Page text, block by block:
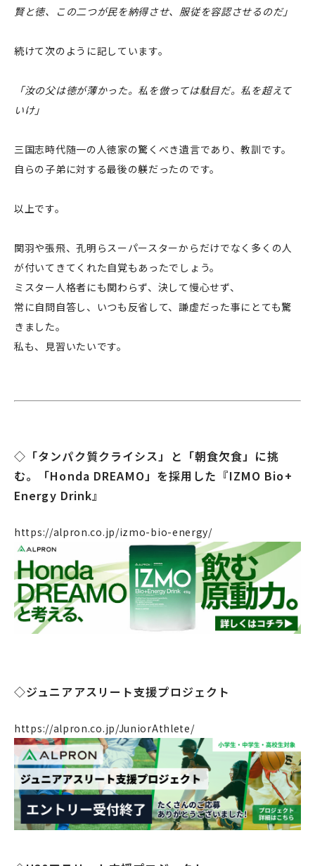
企業情報
賢と徳、この二つが民を納得させ、服従を容認させるのだ」
続けて次のように記しています。
「汝の父は徳が薄かった。私を倣っては駄目だ。私を超えて
いけ」
三国志時代随一の人徳家の驚くべき遺言であり、教訓です。
自らの子弟に対する最後の躾だったのです。
以上です。
関羽や張飛、孔明らスーパースターからだけでなく多くの人
が付いてきてくれた自覚もあったでしょう。
ミスター人格者にも関わらず、決して慢心せず、
常に自問自答し、いつも反省して、謙虚だった事にとても驚
きました。
私も、見習いたいです。
◇「タンパク質クライシス」と「朝食欠食」に挑
む。「Honda DREAMO」を採用した『IZMO Bio+
Energy Drink』
https://alpron.co.jp/izmo-bio-energy/
◇ジュニアアスリート支援プロジェクト
https://alpron.co.jp/JuniorAthlete/